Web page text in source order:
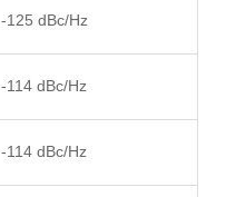
-125 dBc/Hz
-114 dBc/Hz
-114 dBc/Hz